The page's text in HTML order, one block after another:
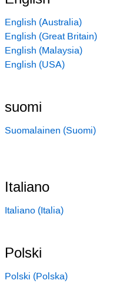
English (Australia)
English (Great Britain)
English (Malaysia)
English (USA)
suomi
Suomalainen (Suomi)
Italiano
Italiano (Italia)
Polski
Polski (Polska)